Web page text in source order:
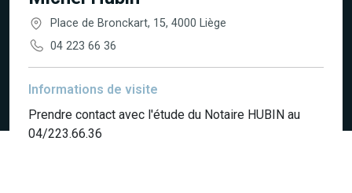
Place de Bronckart, 15, 4000 Liège
04 223 66 36
Informations de visite
Prendre contact avec l'étude du Notaire HUBIN au
04/223.66.36